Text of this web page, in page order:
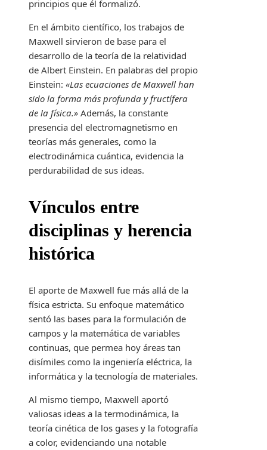
principios que él formalizó.
En el ámbito científico, los trabajos de
Maxwell sirvieron de base para el
desarrollo de la teoría de la relatividad
de Albert Einstein. En palabras del propio
Einstein: «Las ecuaciones de Maxwell han
sido la forma más profunda y fructífera
de la física.» Además, la constante
presencia del electromagnetismo en
teorías más generales, como la
electrodinámica cuántica, evidencia la
perdurabilidad de sus ideas.
Vínculos entre
disciplinas y herencia
histórica
El aporte de Maxwell fue más allá de la
física estricta. Su enfoque matemático
sentó las bases para la formulación de
campos y la matemática de variables
continuas, que permea hoy áreas tan
disímiles como la ingeniería eléctrica, la
informática y la tecnología de materiales.
Al mismo tiempo, Maxwell aportó
valiosas ideas a la termodinámica, la
teoría cinética de los gases y la fotografía
a color, evidenciando una notable